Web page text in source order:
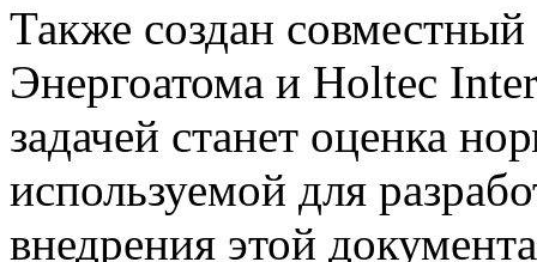
Также создан
Энергоатома и Holtec
задачей станет оценка
используемой для
внедрения этой